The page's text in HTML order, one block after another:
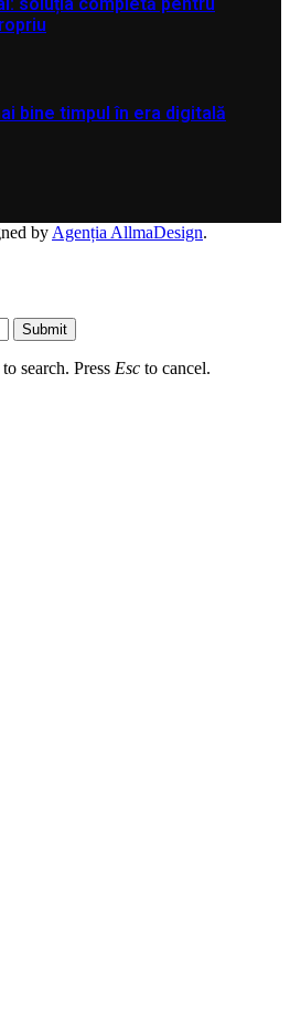
bine timpul în era digitală
byAgenția AllmaDesign.
Submit
to search. Press Esc to cancel.